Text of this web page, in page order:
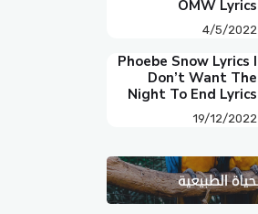
OMW Lyrics
4/5/2022
Phoebe Snow Lyrics I
Don’t Want The
Night To End Lyrics
19/12/2022